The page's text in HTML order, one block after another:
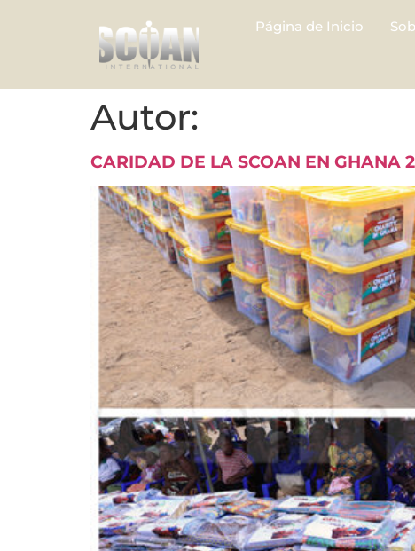
Página de Inicio
Autor:
CARIDAD DE LA SCOAN EN GHANA